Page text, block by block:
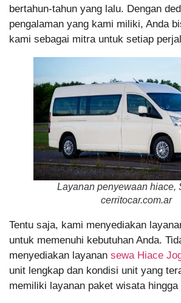
bertahun-tahun yang lalu. Dengan
pengalaman yang kami miliki, Anda
kami sebagai mitra untuk setiap
Layanan penyewaan hiace,
cerritocar.com.ar
Tentu saja, kami menyediakan
untuk memenuhi kebutuhan Anda.
menyediakan layanan sewa Hiace
unit lengkap dan kondisi unit yang
memiliki layanan paket wisata hingga